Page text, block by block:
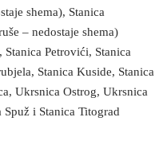
shema), Stanica
– nedostaje shema)
Petrovići, Stanica
Stanica Kuside, Stanica
Ukrsnica Ostrog, Ukrsnica
i Stanica Titograd